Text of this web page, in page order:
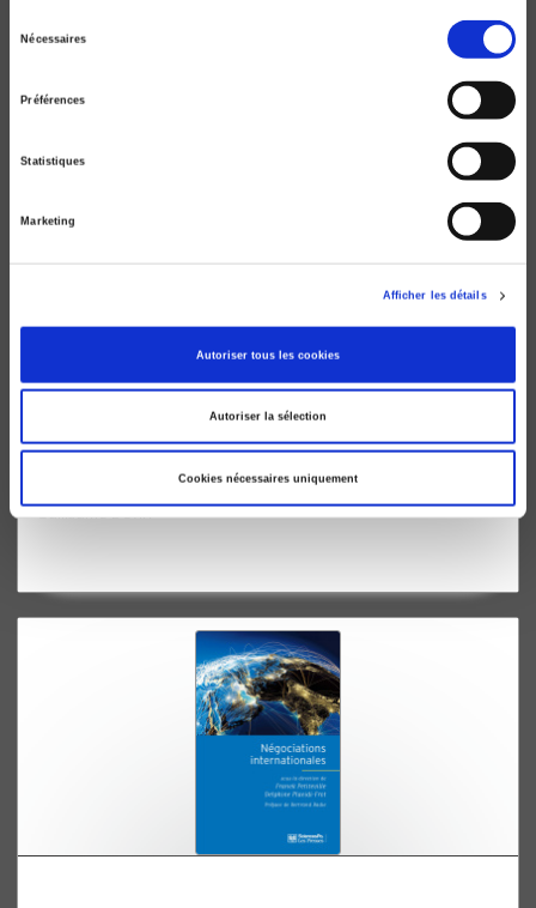
Nécessaires
Préférences
Statistiques
Marketing
Afficher les détails
Autoriser tous les cookies
Autoriser la sélection
Cookies nécessaires uniquement
L'assemblée générale des Nations unies
Méthodes de recherche en relations
internationales
Guillaume Devin